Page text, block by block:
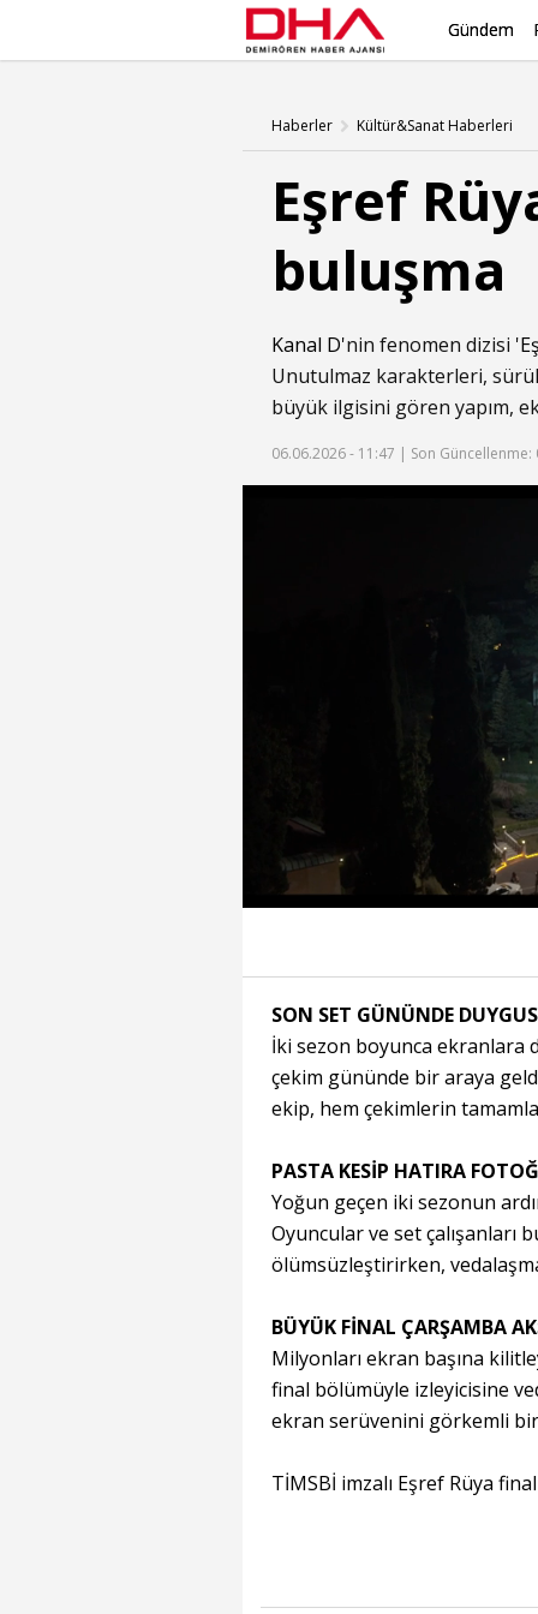
Gündem
Haberler Kültür&Sanat Haberleri
Eşref
buluşma
Kanal D'nin fenomen dizisi '
Unutulmaz karakterleri,
büyük ilgisini gören yapım,
06.06.2026 - 11:47 | Son
Oynat
Toplam
Süre
0:19
‘Haluk sert ama tutarlı
SON SET GÜNÜNDE
İki sezon boyunca ekranlara
çekim gününde bir araya
ekip, hem çekimlerin
PASTA KESİP HATIRA
Yoğun geçen iki sezonun
Oyuncular ve set çalışanları
ölümsüzleştirirken,
BÜYÜK FİNAL ÇARŞAMBA
Milyonları ekran başına
final bölümüyle izleyicisine
ekran serüvenini görkemli
TİMSBİ imzalı Eşref Rüya